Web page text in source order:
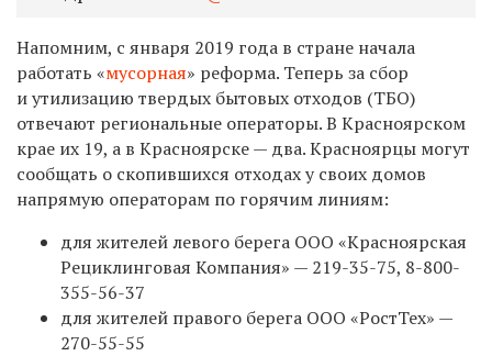
Напомним, с января 2019 года в стране начала
работать «мусорная» реформа. Теперь за сбор
и утилизацию твердых бытовых отходов (ТБО)
отвечают региональные операторы. В Красноярском
крае их 19, а в Красноярске— два.Красноярцы могут
сообщать о скопившихся отходах у своих домов
напрямую операторам по горячим линиям:
для жителей левого берега ООО «Красноярская
Рециклинговая Компания» — 219-35-75, 8-800-
355-56-37
для жителей правого берега ООО «РостТех» —
270-55-55